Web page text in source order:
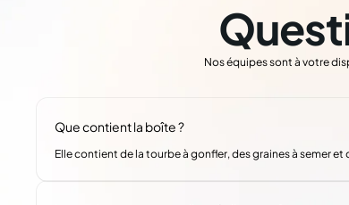
Nos équipes sont à votre
Que contient la boîte ?
Elle contient de la tourbe à gonfler, des graines à semer